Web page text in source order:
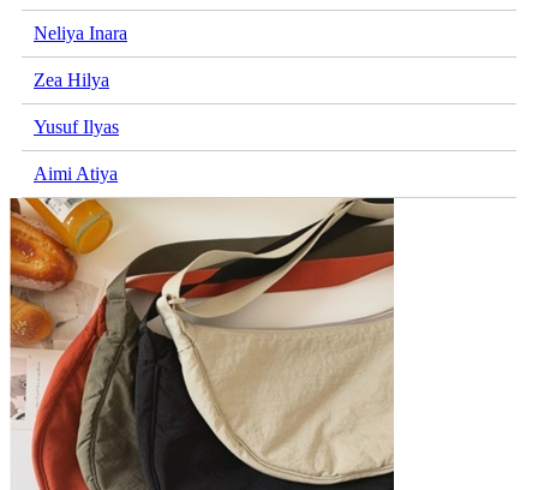
Neliya Inara
Zea Hilya
Yusuf Ilyas
Aimi Atiya